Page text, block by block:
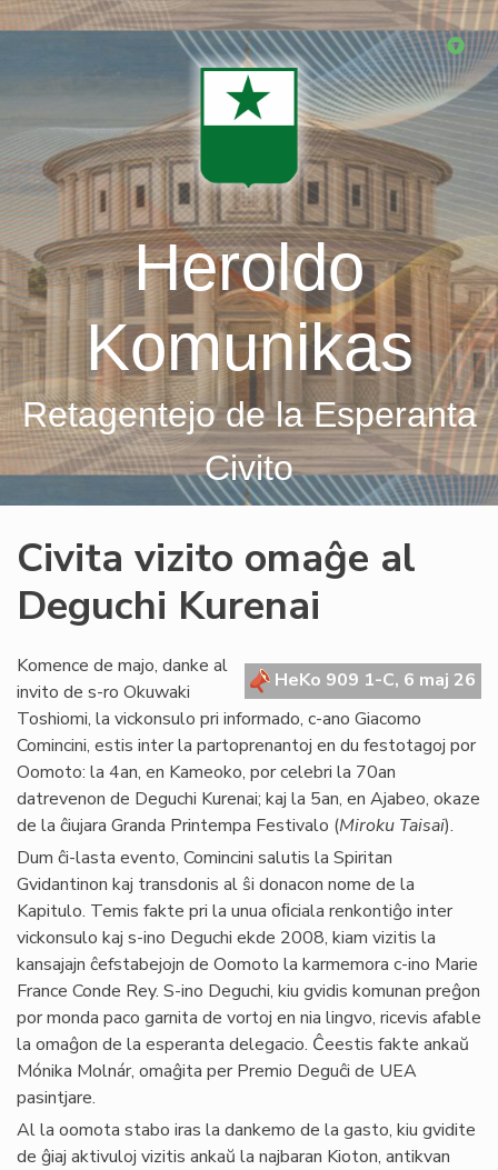
Skip
Heroldo
Komunikas
Retagentejo de la Esperanta
Civito
Civita vizito omaĝe al
Deguchi Kurenai
HeKo 909 1-C, 6 maj 26
Komence de majo, danke al
invito de s-ro Okuwaki
Toshiomi, la vickonsulo pri informado, c-ano Giacomo
Comincini, estis inter la partoprenantoj en du festotagoj por
Oomoto: la 4an, en Kameoko, por celebri la 70an
datrevenon de Deguchi Kurenai; kaj la 5an, en Ajabeo, okaze
de la ĉiujara Granda Printempa Festivalo (Miroku Taisai).
Dum ĉi-lasta evento, Comincini salutis la Spiritan
Gvidantinon kaj transdonis al ŝi donacon nome de la
Kapitulo. Temis fakte pri la unua oﬁciala renkontiĝo inter
vickonsulo kaj s-ino Deguchi ekde 2008, kiam vizitis la
kansajajn ĉefstabejojn de Oomoto la karmemora c-ino Marie
France Conde Rey. S-ino Deguchi, kiu gvidis komunan preĝon
por monda paco garnita de vortoj en nia lingvo, ricevis afable
la omaĝon de la esperanta delegacio. Ĉeestis fakte ankaŭ
Mónika Molnár, omaĝita per Premio Deguĉi de UEA
pasintjare.
Al la oomota stabo iras la dankemo de la gasto, kiu gvidite
de ĝiaj aktivuloj vizitis ankaŭ la najbaran Kioton, antikvan